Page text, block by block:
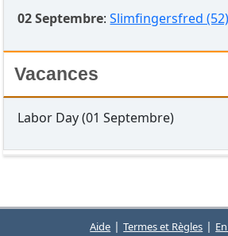
02 Septembre:Slimfingersfred (52)
Vacances
Labor Day (01 Septembre)
Aide |Termes et Règles |